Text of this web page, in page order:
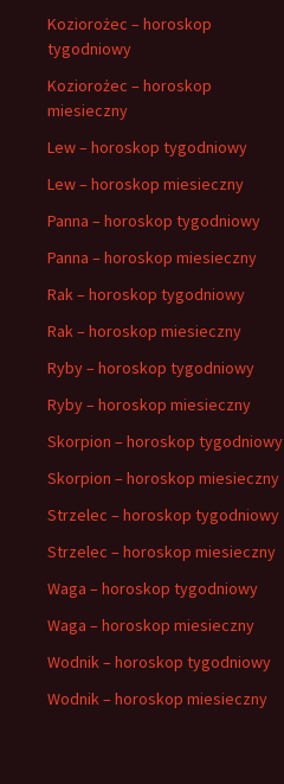
Koziorożec – horoskop
tygodniowy
Koziorożec – horoskop
miesieczny
Lew – horoskop tygodniowy
Lew – horoskop miesieczny
Panna – horoskop tygodniowy
Panna – horoskop miesieczny
Rak – horoskop tygodniowy
Rak – horoskop miesieczny
Ryby – horoskop tygodniowy
Ryby – horoskop miesieczny
Skorpion – horoskop tygodniowy
Skorpion – horoskop miesieczny
Strzelec – horoskop tygodniowy
Strzelec – horoskop miesieczny
Waga – horoskop tygodniowy
Waga – horoskop miesieczny
Wodnik – horoskop tygodniowy
Wodnik – horoskop miesieczny